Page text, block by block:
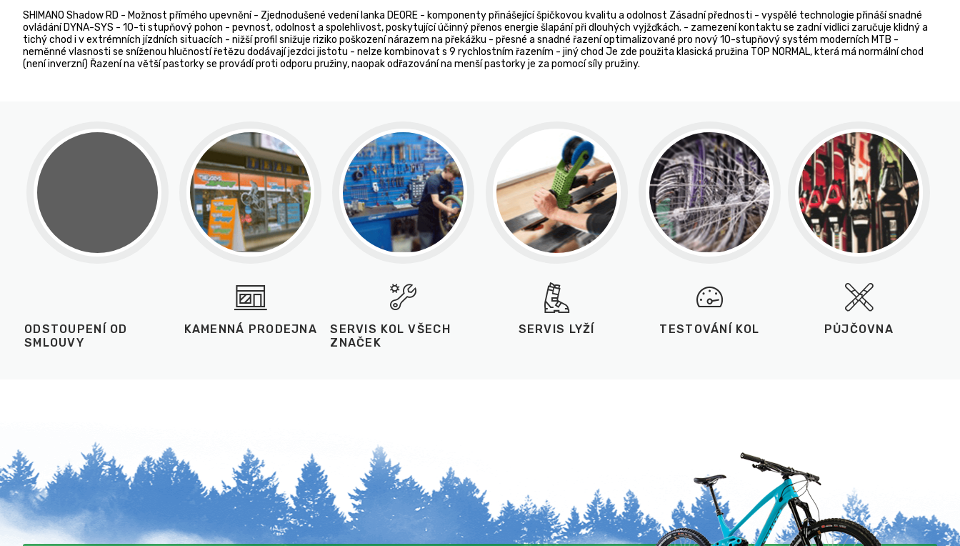
SHIMANO Shadow RD - Možnost přímého upevnění - Zjednodušené vedení lanka DEORE - komponenty přinášející špičkovou kvalitu a odolnost Zásadní přednosti - vyspělé technologie přináší snadné
ovládání DYNA-SYS - 10-ti stupňový pohon - pevnost, odolnost a spolehlivost, poskytující účinný přenos energie šlapání při dlouhých vyjžďkách. - zamezení kontaktu se zadní vidlici zaručuje klidný a
tichý chod i v extrémních jízdních situacích - nižší profil snižuje riziko poškození nárazem na překážku - přesné a snadné řazení optimalizované pro nový 10-stupňový systém moderních MTB -
neměnné vlasnosti se sníženou hlučností řetězu dodávají jezdci jistotu - nelze kombinovat s 9 rychlostním řazením - jiný chod Je zde použita klasická pružina TOP NORMAL, která má normální chod
(není inverzní) Řazení na větší pastorky se provádí proti odporu pružiny, naopak odřazování na menší pastorky je za pomocí síly pružiny.
ODSTOUPENÍ OD
SMLOUVY
KAMENNÁ PRODEJNA
SERVIS KOL VŠECH
ZNAČEK
SERVIS LYŽÍ TESTOVÁNÍ KOL PŮJČOVNA